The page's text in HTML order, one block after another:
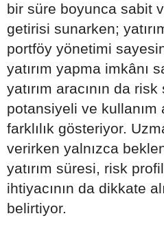
bir süre boyunca sabit
getirisi sunarken;
portföy yönetimi
yatırım yapma imkânı
yatırım aracının da
potansiyeli ve kullanım
farklılık gösteriyor.
verirken yalnızca
yatırım süresi, risk
ihtiyacının da dikkate
belirtiyor.